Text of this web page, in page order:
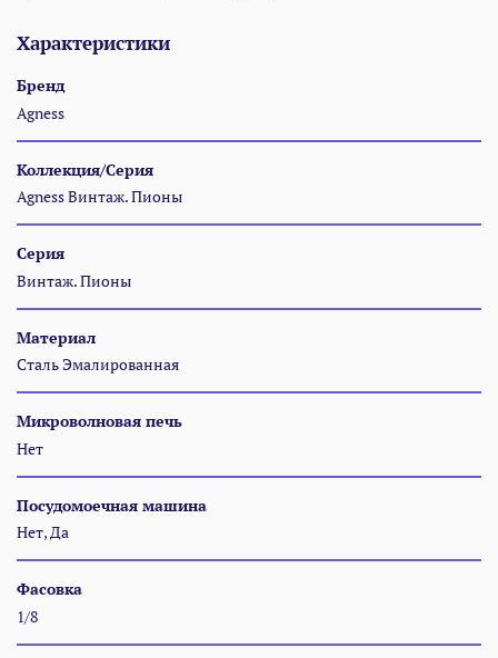
Характеристики
Бренд
Agness
Коллекция/Серия
Agness Винтаж. Пионы
Серия
Винтаж. Пионы
Материал
Сталь Эмалированная
Микроволновая печь
Нет
Посудомоечная машина
Нет, Да
Фасовка
1/8